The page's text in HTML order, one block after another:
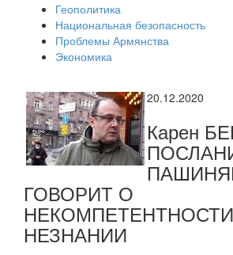
Геополитика
Национальная безопасность
Проблемы Армянства
Экономика
20.12.2020
Карен
ГОВОРИТ О
НЕЗНАНИИ